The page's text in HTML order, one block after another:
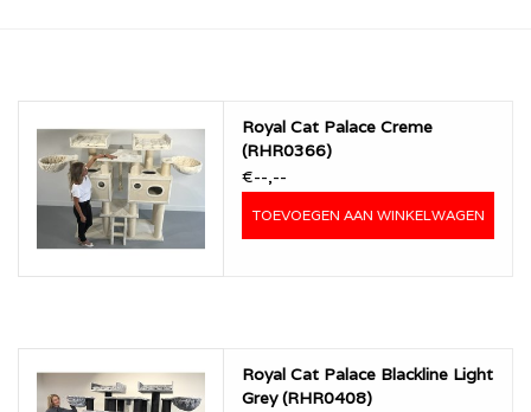
Royal Cat Palace Creme
(RHR0366)
€--,--
TOEVOEGEN AAN WINKELWAGEN
Royal Cat Palace Blackline Light
Grey (RHR0408)